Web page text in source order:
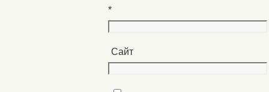
*
Сайт